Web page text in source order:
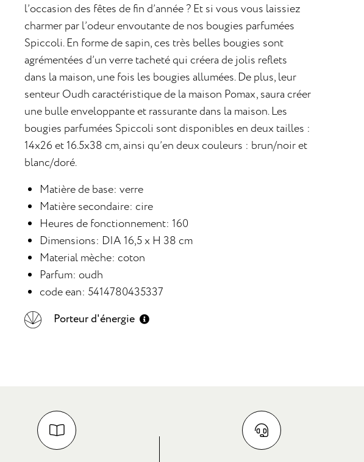
l’occasion des fêtes de fin d’année ? Et si vous vous laissiez
charmer par l’odeur envoutante de nos bougies parfumées
Spiccoli. En forme de sapin, ces très belles bougies sont
agrémentées d’un verre tacheté qui créera de jolis reflets
dans la maison, une fois les bougies allumées. De plus, leur
senteur Oudh caractéristique de la maison Pomax, saura créer
une bulle enveloppante et rassurante dans la maison. Les
bougies parfumées Spiccoli sont disponibles en deux tailles :
14x26 et 16.5x38 cm, ainsi qu’en deux couleurs : brun/noir et
blanc/doré.
Matière de base: verre
Matière secondaire: cire
Heures de fonctionnement: 160
Dimensions: DIA 16,5 x H 38 cm
Material mèche: coton
Parfum: oudh
code ean: 5414780435337
Porteur d'énergie